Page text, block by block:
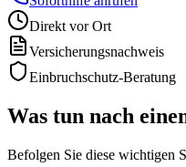
Direkt vor Ort
Versicherungsnachweis
Einbruchschutz-Beratung
Was tun nach
Befolgen Sie diese wichtigen